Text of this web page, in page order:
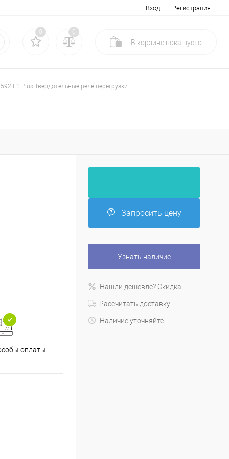
Вход Регистрация
0 0
В корзине пока пусто
592 E1 Plus Твердотельные реле перегрузки
оплаты
Запросить цену
Узнать наличие
Нашли дешевле? Скидка
Рассчитать доставку
Наличие уточняйте